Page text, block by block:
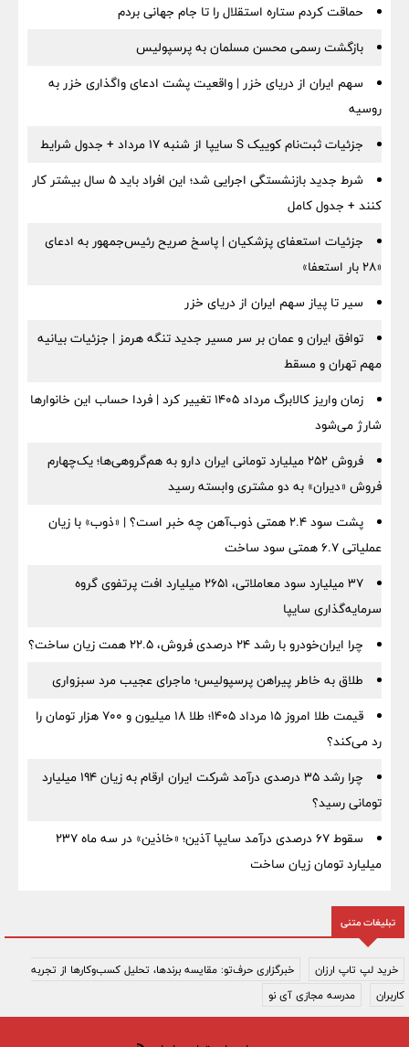
حماقت کردم ستاره استقلال را تا جام جهانی بردم
بازگشت رسمی محسن مسلمان به پرسپولیس
سهم ایران از دریای خزر | واقعیت پشت ادعای واگذاری خزر به
روسیه
جزئیات ثبت‌نام کوییک S سایپا از شنبه ۱۷ مرداد + جدول شرایط
شرط جدید بازنشستگی اجرایی شد؛ این افراد باید ۵ سال بیشتر کار
کنند + جدول کامل
جزئیات استعفای پزشکیان | پاسخ صریح رئیس‌جمهور به ادعای
«۲۸ بار استعفا»
سیر تا پیاز سهم ایران از دریای خزر
توافق ایران و عمان بر سر مسیر جدید تنگه هرمز | جزئیات بیانیه
مهم تهران و مسقط
زمان واریز کالابرگ مرداد ۱۴۰۵ تغییر کرد | فردا حساب این خانوارها
شارژ می‌شود
فروش ۲۵۲ میلیارد تومانی ایران دارو به هم‌گروهی‌ها؛ یک‌چهارم
فروش «دیران» به دو مشتری وابسته رسید
پشت سود ۲.۴ همتی ذوب‌آهن چه خبر است؟ | «ذوب» با زیان
عملیاتی ۶.۷ همتی سود ساخت
۳۷ میلیارد سود معاملاتی، ۲۶۵۱ میلیارد افت پرتفوی گروه
سرمایه‌گذاری سایپا
چرا ایران‌خودرو با رشد ۲۴ درصدی فروش، ۲۲.۵ همت زیان ساخت؟
طلاق به خاطر پیراهن پرسپولیس؛ ماجرای عجیب مرد سبزواری
قیمت طلا امروز ۱۵ مرداد ۱۴۰۵؛ طلا ۱۸ میلیون و ۷۰۰ هزار تومان را
رد می‌کند؟
چرا رشد ۳۵ درصدی درآمد شرکت ایران ارقام به زیان ۱۹۴ میلیارد
تومانی رسید؟
سقوط ۶۷ درصدی درآمد سایپا آذین؛ «خاذین» در سه ماه ۲۳۷
میلیارد تومان زیان ساخت
تبلیغات متنی
خرید لپ تاپ ارزان
خبرگزاری حرف‌تو: مقایسه برندها، تحلیل کسب‌وکارها از تجربه
کاربران
مدرسه مجازی آی نو